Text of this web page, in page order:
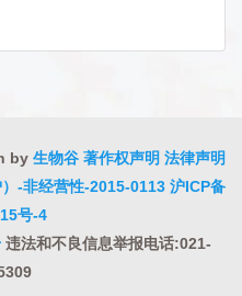
by 生物谷 著作权声明 法律声明
-非经营性-2015-0113 沪ICP备
号-4
违法和不良信息举报电话:021-